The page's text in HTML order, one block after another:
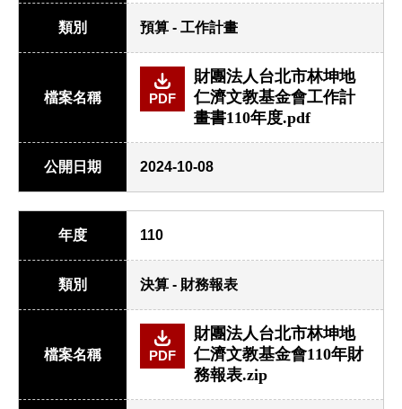
類別 預算 - 工作計畫
檔案名稱 PDF
財團法人台北市林坤地
仁濟文教基金會工作計
畫書110年度.pdf
公開日期 2024-10-08
年度 110
類別 決算 - 財務報表
檔案名稱 PDF
財團法人台北市林坤地
仁濟文教基金會110年財
務報表.zip